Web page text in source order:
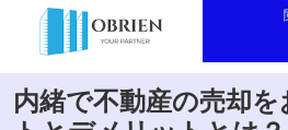
内緒で不動産の売却